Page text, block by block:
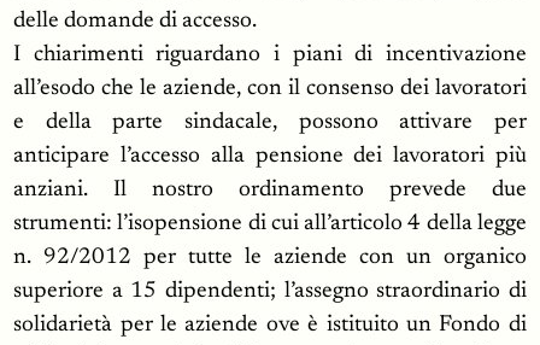
delle domande di accesso.
I chiarimenti riguardano i piani di incentivazione
all’esodo che le aziende, con il consenso dei lavoratori
e della parte sindacale, possono attivare per
anticipare l’accesso alla pensione dei lavoratori più
anziani. Il nostro ordinamento prevede due
strumenti: l’isopensione di cui all’articolo 4 della legge
n. 92/2012 per tutte le aziende con un organico
superiore a 15 dipendenti; l’assegno straordinario di
solidarietà per le aziende ove è istituito un Fondo di